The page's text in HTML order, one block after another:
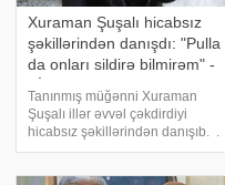
Xuraman Şuşalı hicabsız
şəkillərindən danışdı: "Pulla
da onları sildirə bilmirəm" -
Tanınmış müğənni Xuraman
Şuşalı illər əvvəl çəkdirdiyi
hicabsız şəkillərindən danışıb. .
xəbər verir ki, bu barədə Şuşalı